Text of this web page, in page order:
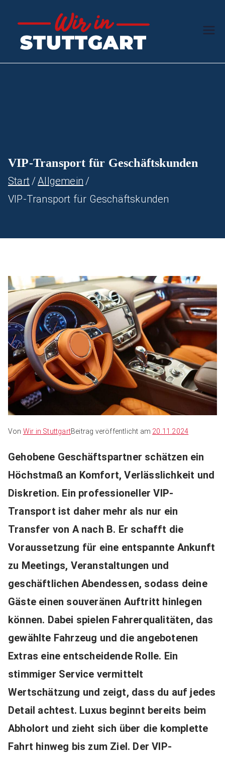
Inhalt
springen
Stuttg
VIP-Transport für Geschäftskunden
Start
Allgemein
VIP-Transport für Geschäftskunden
Von Wir in StuttgartBeitrag veröffentlicht am 20.11.2024
Gehobene Geschäftspartner schätzen ein
Höchstmaß an Komfort, Verlässlichkeit und
Diskretion. Ein professioneller VIP-
Transport ist daher mehr als nur ein
Transfer von A nach B. Er schafft die
Voraussetzung für eine entspannte Ankunft
zu Meetings, Veranstaltungen und
geschäftlichen Abendessen, sodass deine
Gäste einen souveränen Auftritt hinlegen
können. Dabei spielen Fahrerqualitäten, das
gewählte Fahrzeug und die angebotenen
Extras eine entscheidende Rolle. Ein
stimmiger Service vermittelt
Wertschätzung und zeigt, dass du auf jedes
Detail achtest. Luxus beginnt bereits beim
Abholort und zieht sich über die komplette
Fahrt hinweg bis zum Ziel. Der VIP-